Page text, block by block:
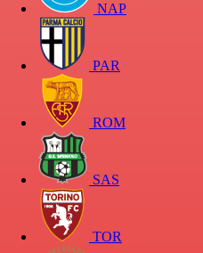
NAP
PAR
ROM
SAS
TOR